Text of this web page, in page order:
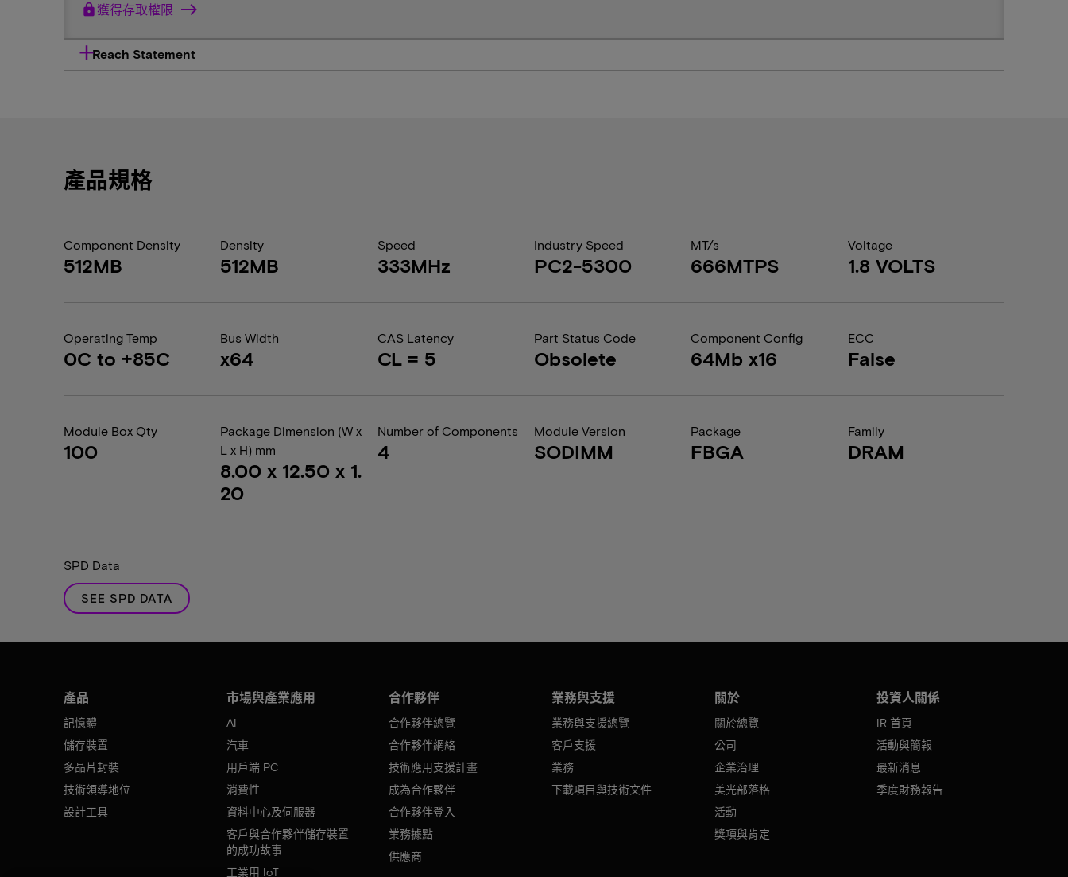
lock 獲得存取權限
Reach Statement
產品規格
Component Density
512MB
Density
512MB
Speed
333MHz
Industry Speed
PC2-5300
MT/s
666MTPS
Voltage
1.8 VOLTS
Operating Temp
0C to +85C
Bus Width
x64
CAS Latency
CL = 5
Part Status Code
Obsolete
Component Config
64Mb x16
ECC
False
Module Box Qty
100
Package Dimension (W x
L x H) mm
8.00 x 12.50 x 1.
20
Number of Components
4
Module Version
SODIMM
Package
FBGA
Family
DRAM
SPD Data
SEE SPD DATA
產品
記憶體
儲存裝置
多晶片封裝
技術領導地位
設計工具
市場與產業應用
AI
汽車
用戶端 PC
消費性
資料中心及伺服器
客戶與合作夥伴儲存裝置
的成功故事
工業用 IoT
合作夥伴
合作夥伴總覽
合作夥伴網絡
技術應用支援計畫
成為合作夥伴
合作夥伴登入
業務據點
供應商
業務與支援
業務與支援總覽
客戶支援
業務
下載項目與技術文件
關於
關於總覽
公司
企業治理
美光部落格
活動
獎項與肯定
投資人關係
IR 首頁
活動與簡報
最新消息
季度財務報告